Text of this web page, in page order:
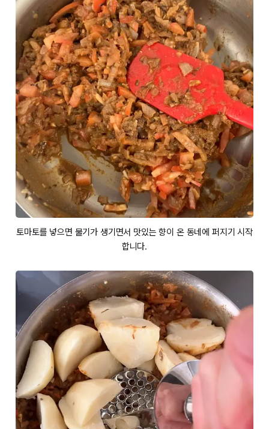
토마토를 넣으면 물기가 생기면서 맛있는 향이 온 동네에 퍼지기 시작
합니다.